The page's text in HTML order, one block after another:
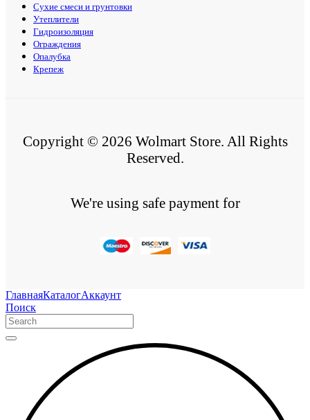
Сухие смеси и грунтовки
Утеплители
Гидроизоляция
Ограждения
Опалубка
Крепеж
Copyright © 2026 Wolmart Store. All Rights
Reserved.
We're using safe payment for
ГлавнаяКаталогАккаунт
Поиск